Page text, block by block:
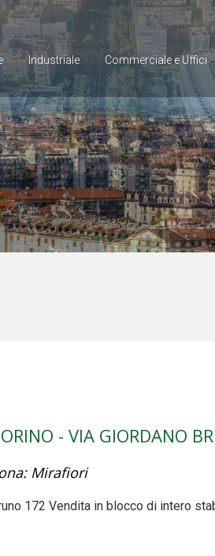
Industriale Commerciale e Uffici
- VIA GIORDANO
Mirafiori
172 Vendita in blocco di intero